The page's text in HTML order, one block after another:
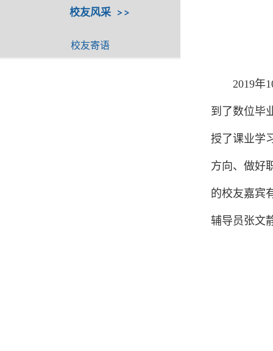
校友风采
校友寄语
2019年1
到了数位毕
授了课业学
方向、做好
的校友嘉宾
辅导员张文